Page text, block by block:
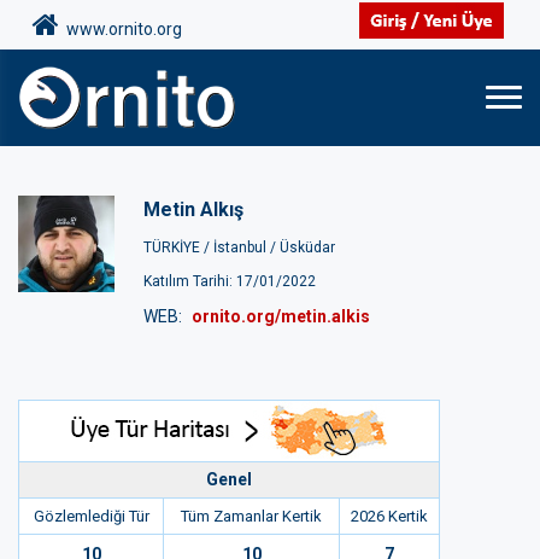
www.ornito.org
Metin Alkış
TÜRKİYE / İstanbul / Üsküdar
Katılım Tarihi: 17/01/2022
WEB: ornito.org/metin.alkis
Genel
Gözlemlediği Tür Tüm Zamanlar Kertik 2026 Kertik
10 10 7